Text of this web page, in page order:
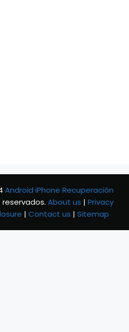
Android iPhone Recuperación
About us | Privacy
| Contact us | Sitemap